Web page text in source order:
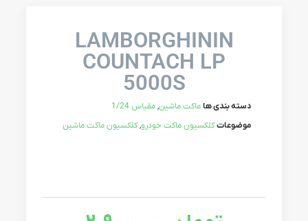
LAMBORGHININ
COUNTACH LP
5000S
دسته بندی هاماکت ماشین,مقیاس 1/24
موضوعاتکلکسیون ماکت خودرو,کلکسیون ماکت ماشین